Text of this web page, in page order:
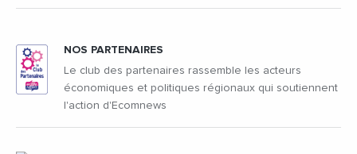
NOS PARTENAIRES
Le club des partenaires rassemble les acteurs
économiques et politiques régionaux qui soutiennent
l'action d'Ecomnews